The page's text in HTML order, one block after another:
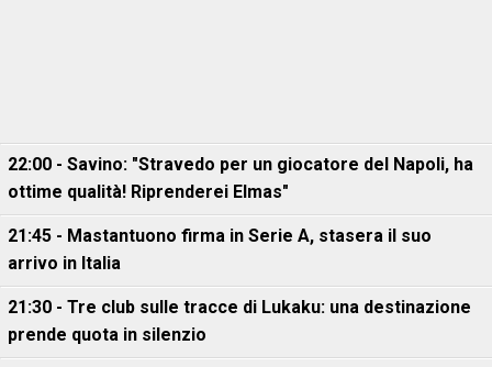
22:00 - Savino: "Stravedo per un giocatore del Napoli, ha
ottime qualità! Riprenderei Elmas"
21:45 - Mastantuono firma in Serie A, stasera il suo
arrivo in Italia
21:30 - Tre club sulle tracce di Lukaku: una destinazione
prende quota in silenzio